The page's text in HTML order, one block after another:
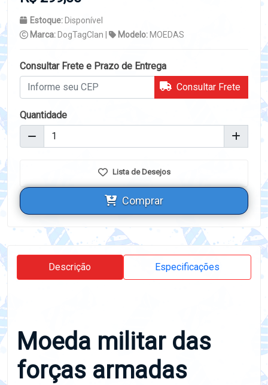
Estoque: Disponível
Marca: DogTagClan | Modelo: MOEDAS
Consultar Frete e Prazo de Entrega
Consultar Frete
Quantidade
Lista de Desejos
Comprar
Descrição Especificações
Moeda militar das
forças armadas